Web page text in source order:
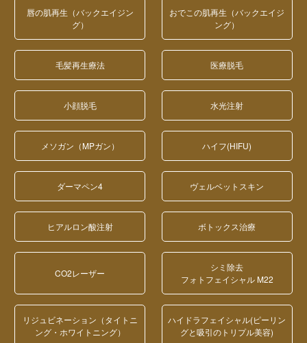
唇の肌再生（バックエイジン
グ）
おでこの肌再生（バックエイジ
ング）
毛髪再生療法 医療脱毛
小顔脱毛 水光注射
メソガン（MPガン） ハイフ(HIFU)
ダーマペン4 ヴェルベットスキン
ヒアルロン酸注射 ボトックス治療
CO2レーザー
シミ除去
フォトフェイシャル M22
リジュビネーション（タイトニ
ング・ホワイトニング）
ハイドラフェイシャル(ピーリン
グと吸引のトリプル美容)